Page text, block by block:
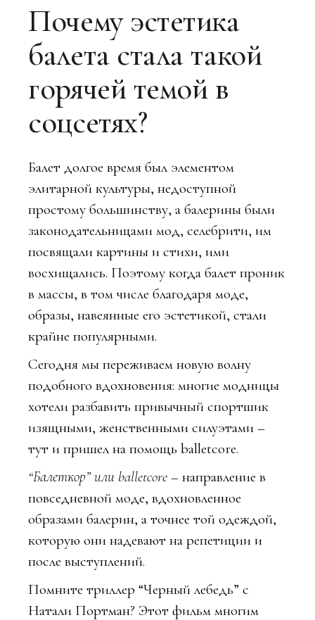
Почему эстетика
балета стала такой
горячей темой в
соцсетях?
Балет долгое время был элементом
элитарной культуры, недоступной
простому большинству, а балерины были
законодательницами мод, селебрити, им
посвящали картины и стихи, ими
восхищались. Поэтому когда балет проник
в массы, в том числе благодаря моде,
образы, навеянные его эстетикой, стали
крайне популярными.
Сегодня мы переживаем новую волну
подобного вдохновения: многие модницы
хотели разбавить привычный спортшик
изящными, женственными силуэтами –
тут и пришел на помощь balletcore.
“Балеткор” или balletcore – направление в
повседневной моде, вдохновленное
образами балерин, а точнее той одеждой,
которую они надевают на репетиции и
после выступлений.
Помните триллер “Черный лебедь” с
Натали Портман? Этот фильм многим